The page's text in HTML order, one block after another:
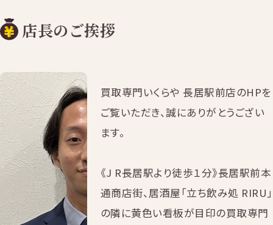
店長のご挨拶
買取専門いくらや 長居駅前店のHPを
ご覧いただき、誠にありがとうござい
ます。
《J R長居駅より徒歩１分》長居駅前本
通商店街、居酒屋「立ち飲み処 RIRU」
の隣に黄色い看板が目印の買取専門